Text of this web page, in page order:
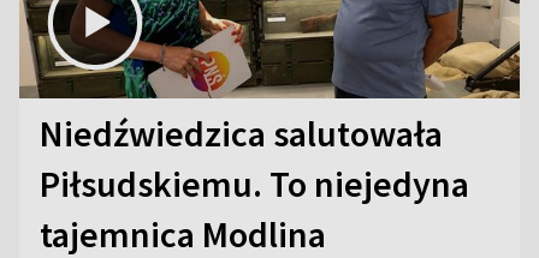
Niedźwiedzica salutowała
Piłsudskiemu. To niejedyna
tajemnica Modlina